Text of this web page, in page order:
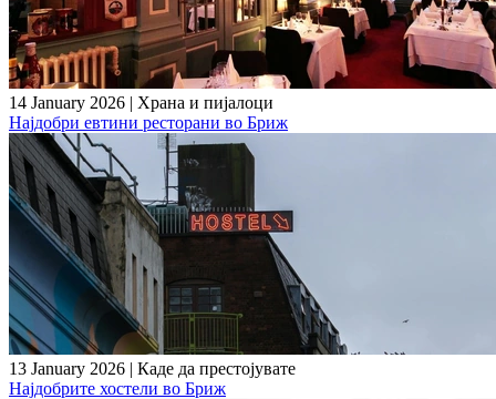
14 January 2026 | Храна и пијалоци
Најдобри евтини ресторани во Бриж
13 January 2026 | Каде да престојувате
Најдобрите хостели во Бриж